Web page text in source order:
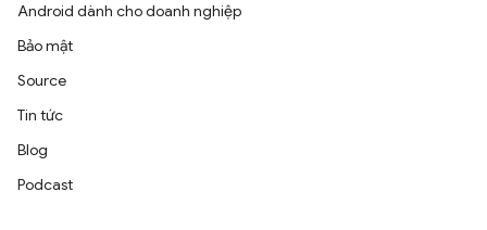
Android dành cho doanh nghiệp
Bảo mật
Source
Tin tức
Blog
Podcast